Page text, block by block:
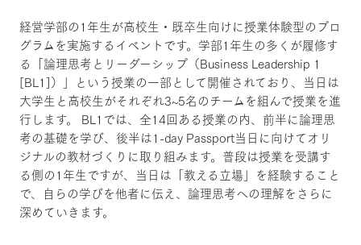
経営学部の1年生が高校生・既卒生向けに授業体験型のプロ
グラムを実施するイベントです。学部1年生の多くが履修す
る「論理思考とリーダーシップ（Business Leadership 1
[BL1]）」という授業の一部として開催されており、当日は
大学生と高校生がそれぞれ3~5名のチームを組んで授業を進
行します。 BL1では、全14回ある授業の内、前半に論理思
考の基礎を学び、後半は1-day Passport当日に向けてオリ
ジナルの教材づくりに取り組みます。普段は授業を受講す
る側の1年生ですが、当日は「教える立場」を経験すること
で、自らの学びを他者に伝え、論理思考への理解をさらに
深めていきます。